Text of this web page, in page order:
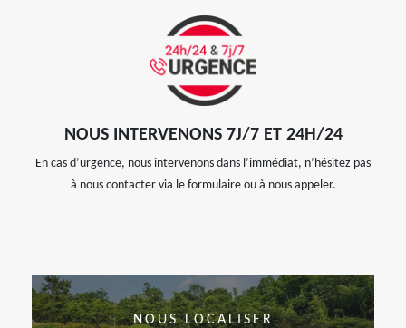
NOUS INTERVENONS 7J/7 ET 24H/24
En cas d’urgence, nous intervenons dans l’immédiat, n’hésitez pas
à nous contacter via le formulaire ou à nous appeler.
NOUS LOCALISER